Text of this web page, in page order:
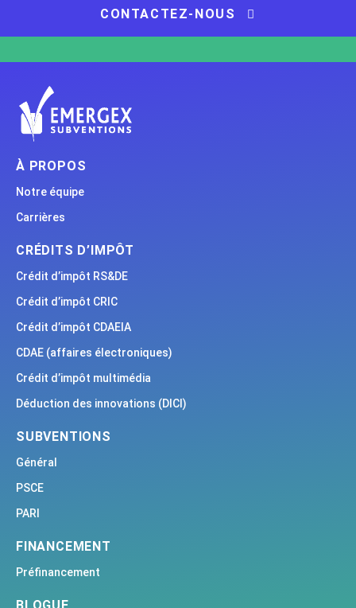
CONTACTEZ-NOUS
À PROPOS
Notre équipe
Carrières
CRÉDITS D’IMPÔT
Crédit d’impôt RS&DE
Crédit d’impôt CRIC
Crédit d’impôt CDAEIA
CDAE (affaires électroniques)
Crédit d’impôt multimédia
Déduction des innovations (DICI)
SUBVENTIONS
Général
PSCE
PARI
FINANCEMENT
Préfinancement